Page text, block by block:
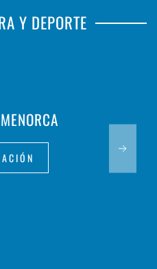
Y DEPORTE